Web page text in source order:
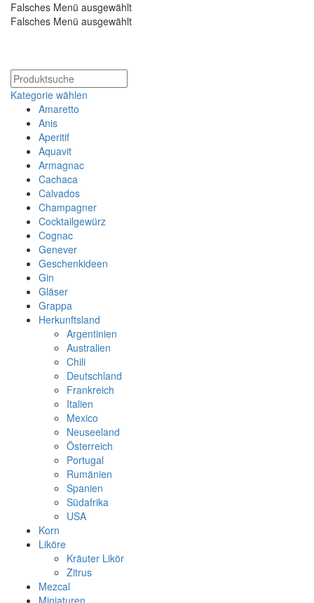
Falsches Menü ausgewählt
Falsches Menü ausgewählt
Kategorie wählen
Amaretto
Anis
Aperitif
Aquavit
Armagnac
Cachaca
Calvados
Champagner
Cocktailgewürz
Cognac
Genever
Geschenkideen
Gin
Gläser
Grappa
Herkunftsland
Argentinien
Australien
Chili
Deutschland
Frankreich
Italien
Mexico
Neuseeland
Österreich
Portugal
Rumänien
Spanien
Südafrika
USA
Korn
Liköre
Kräuter Likör
Zitrus
Mezcal
Miniaturen